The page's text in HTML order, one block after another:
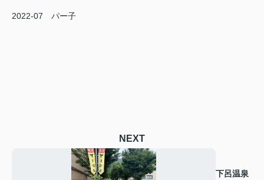
2022-07 パー子
NEXT
下呂温泉